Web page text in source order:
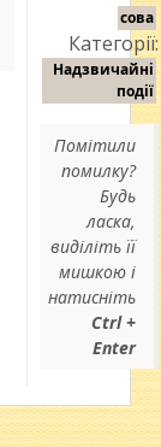
сова
Категорії:
Надзвичайні
події
Помітили
помилку?
Будь
ласка,
виділіть її
мишкою і
натисніть
Ctrl +
Enter